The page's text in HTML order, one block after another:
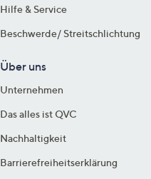
Hilfe & Service
Beschwerde/ Streitschlichtung
Über uns
Unternehmen
Das alles ist QVC
Nachhaltigkeit
Barrierefreiheitserklärung